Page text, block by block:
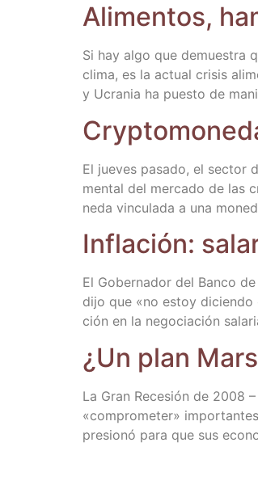
Ali­men­tos,
Si hay algo que demues­tra
cli­ma, es la actual cri­sis
y Ucra­nia ha pues­to de
El jue­ves pasa­do, el sec­tor
men­tal del mer­ca­do de las
ne­da vin­cu­la­da a una
Infla­ción:
El Gober­na­dor del Ban­co
dijo que «no estoy
ción en la nego­cia­ción
¿Un plan
La Gran Rece­sión de 2008
«com­pro­me­ter»
pre­sio­nó para que sus